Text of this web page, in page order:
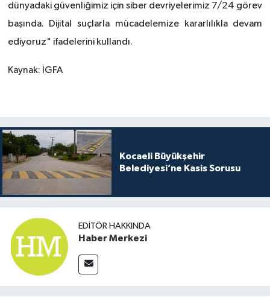
dünyadaki güvenliğimiz için siber devriyelerimiz 7/24 görev
başında. Dijital suçlarla mücadelemize kararlılıkla devam
ediyoruz" ifadelerini kullandı.
Kaynak: İGFA
Kocaeli Büyükşehir
Belediyesi’ne Kasis Sorusu
EDITÖR HAKKINDA
Haber Merkezi